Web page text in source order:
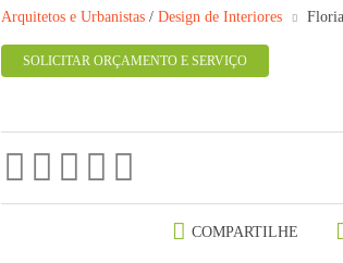
Arquitetos e Urbanistas /Design de Interiores
SOLICITAR ORÇAMENTO E SERVIÇO
COMPARTILHE